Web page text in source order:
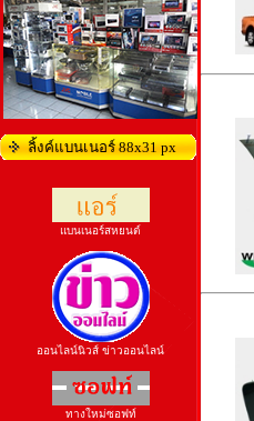
ลิ้งค์แบนเนอร์ 88x31 px
แบนเนอร์สหยนต์
ออนไลน์นิวส์ ข่าวออนไลน์
ทางใหม่ซอฟท์